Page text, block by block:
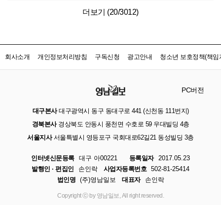
더보기 (20/3012)
회사소개 개인정보처리방침 구독신청 광고안내 청소년 보호정책(책임
PC버전
대구본사대구광역시 동구 동대구로 441 (신천동 111번지)
경북본사경상북도 안동시 풍천면 수호로 59 우대빌딩 4층
서울지사서울특별시 영등포구 국회대로62길21 동성빌딩 3층
인터넷신문등록 대구 아00221 등록일자
2017.05.23
발행인 · 편집인
손인락 사업자등록번호 502-81-25414
법인명 (주)영남일보 대표자 손인락
Copyright ⓒ by 영남일보, All right reserved.